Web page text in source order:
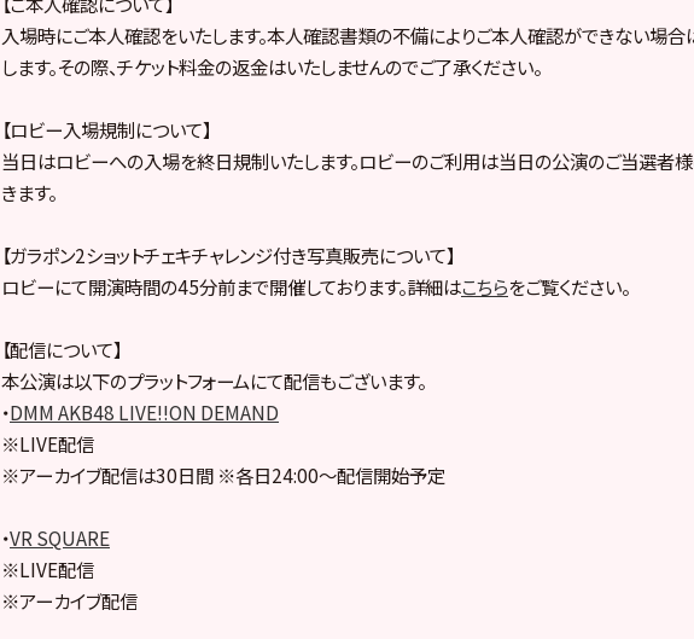
入場時にご本人確認をいたします。本人確認書類の不備によりご本人確認ができない場
します。その際、チケット料金の返金はいたしませんのでご了承ください。
【ロビー入場規制について】
当日はロビーへの入場を終日規制いたします。ロビーのご利用は当日の公演のご当選者
きます。
【ガラポン2ショットチェキチャレンジ付き写真販売について】
ロビーにて開演時間の45分前まで開催しております。詳細はこちらをご覧ください。
【配信について】
本公演は以下のプラットフォームにて配信もございます。
・DMM AKB48 LIVE!!ON DEMAND
※LIVE配信
※アーカイブ配信は30日間 ※各日24:00～配信開始予定
・VR SQUARE
※LIVE配信
※アーカイブ配信